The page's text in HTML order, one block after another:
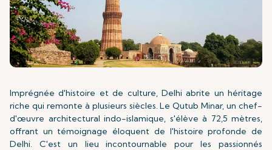
Imprégnée d'histoire et de culture, Delhi abrite un héritage
riche qui remonte à plusieurs siècles. Le Qutub Minar, un chef-
d'œuvre architectural indo-islamique, s'élève à 72,5 mètres,
offrant un témoignage éloquent de l'histoire profonde de
Delhi. C'est un lieu incontournable pour les passionnés